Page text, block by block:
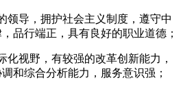
导，拥护社会主义制度，遵守中
品行端正，具有良好的职业道德；
视野，有较强的改革创新能力，
和综合分析能力，服务意识强；